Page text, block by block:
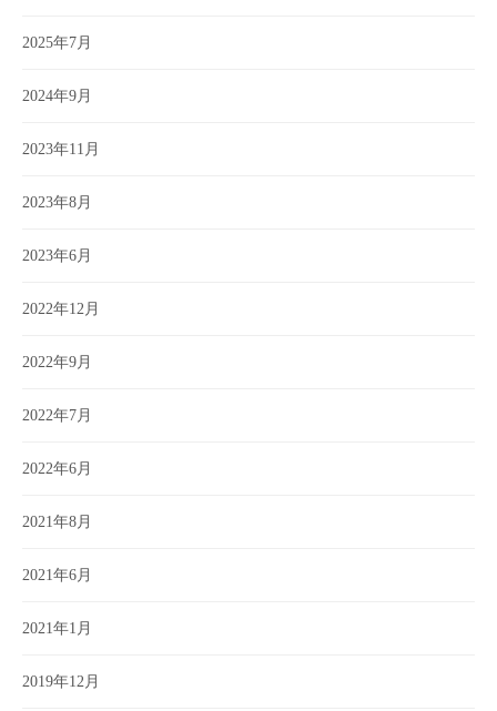
2025年7月
2024年9月
2023年11月
2023年8月
2023年6月
2022年12月
2022年9月
2022年7月
2022年6月
2021年8月
2021年6月
2021年1月
2019年12月